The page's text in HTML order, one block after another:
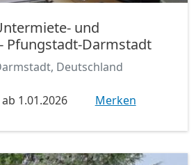
und
Pfungstadt-Darmstadt
Deutschland
ab 1.01.2026 Merken